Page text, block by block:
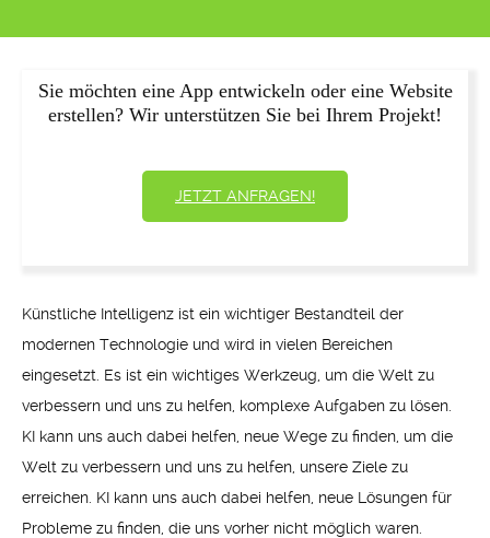
Sie möchten eine App entwickeln oder eine Website
erstellen? Wir unterstützen Sie bei Ihrem Projekt!
JETZT ANFRAGEN!
Künstliche Intelligenz ist ein wichtiger Bestandteil der
modernen Technologie und wird in vielen Bereichen
eingesetzt. Es ist ein wichtiges Werkzeug, um die Welt zu
verbessern und uns zu helfen, komplexe Aufgaben zu lösen.
KI kann uns auch dabei helfen, neue Wege zu finden, um die
Welt zu verbessern und uns zu helfen, unsere Ziele zu
erreichen. KI kann uns auch dabei helfen, neue Lösungen für
Probleme zu finden, die uns vorher nicht möglich waren.